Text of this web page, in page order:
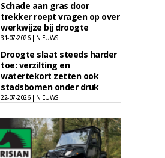
Schade aan gras door
trekker roept vragen op over
werkwijze bij droogte
31-07-2026 | NIEUWS
Droogte slaat steeds harder
toe: verzilting en
watertekort zetten ook
stadsbomen onder druk
22-07-2026 | NIEUWS